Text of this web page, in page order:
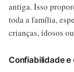
antiga. Isso
toda a família,
crianças, idosos
Confiabilidade